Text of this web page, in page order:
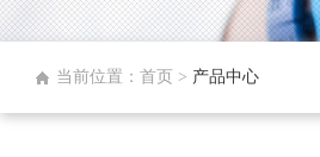
当前位置：首页 > 产品中心